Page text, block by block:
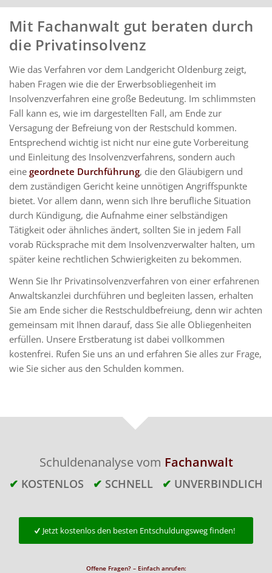
Mit Fachanwalt gut beraten durch
die Privatinsolvenz
Wie das Verfahren vor dem Landgericht Oldenburg zeigt,
haben Fragen wie die der Erwerbsobliegenheit im
Insolvenzverfahren eine große Bedeutung. Im schlimmsten
Fall kann es, wie im dargestellten Fall, am Ende zur
Versagung der Befreiung von der Restschuld kommen.
Entsprechend wichtig ist nicht nur eine gute Vorbereitung
und Einleitung des Insolvenzverfahrens, sondern auch
eine geordnete Durchführung, die den Gläubigern und
dem zuständigen Gericht keine unnötigen Angriffspunkte
bietet. Vor allem dann, wenn sich Ihre berufliche Situation
durch Kündigung, die Aufnahme einer selbständigen
Tätigkeit oder ähnliches ändert, sollten Sie in jedem Fall
vorab Rücksprache mit dem Insolvenzverwalter halten, um
später keine rechtlichen Schwierigkeiten zu bekommen.
Wenn Sie Ihr Privatinsolvenzverfahren von einer erfahrenen
Anwaltskanzlei durchführen und begleiten lassen, erhalten
Sie am Ende sicher die Restschuldbefreiung, denn wir achten
gemeinsam mit Ihnen darauf, dass Sie alle Obliegenheiten
erfüllen. Unsere Erstberatung ist dabei vollkommen
kostenfrei. Rufen Sie uns an und erfahren Sie alles zur Frage,
wie Sie sicher aus den Schulden kommen.
Schuldenanalyse vom Fachanwalt
✔ KOSTENLOS ✔ SCHNELL ✔ UNVERBINDLICH
Jetzt kostenlos den besten Entschuldungsweg finden!
Offene Fragen? – Einfach anrufen: